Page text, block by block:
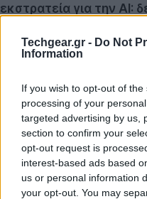
Techgear.gr - Do Not
Information
If you wish to opt-out of
processing of your
targeted advertising by us,
section to confirm your
opt-out request is
interest-based ads based
us or personal information
your opt-out. You may
εκστρατεία για την AI:
διογκώσει τις
προσοχή από την
στην Πληροφορική».
Παρά την κριτική, είναι
πιο hot εταιρείας στον
Νοημοσύνης της
για τις μελλοντικές